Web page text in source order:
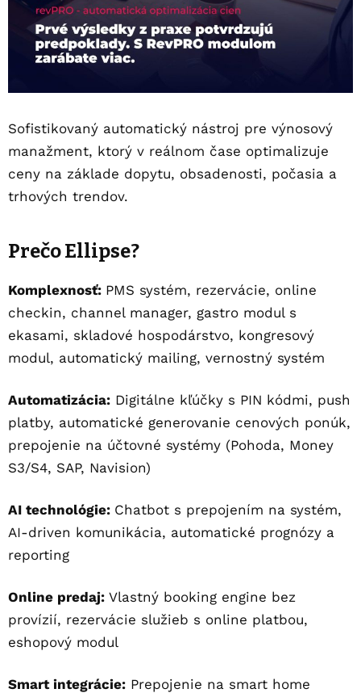
Sofistikovaný automatický nástroj pre výnosový
manažment, ktorý v reálnom čase optimalizuje
ceny na základe dopytu, obsadenosti, počasia a
trhových trendov.
Prečo Ellipse?
Komplexnosť: PMS systém, rezervácie, online
checkin, channel manager, gastro modul s
ekasami, skladové hospodárstvo, kongresový
modul, automatický mailing, vernostný systém
Automatizácia: Digitálne kľúčky s PIN kódmi, push
platby, automatické generovanie cenových ponúk,
prepojenie na účtovné systémy (Pohoda, Money
S3/S4, SAP, Navision)
AI technológie: Chatbot s prepojením na systém,
AI-driven komunikácia, automatické prognózy a
reporting
Online predaj: Vlastný booking engine bez
provízií, rezervácie služieb s online platbou,
eshopový modul
Smart integrácie: Prepojenie na smart home